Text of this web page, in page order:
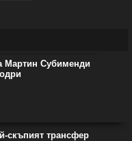
Мартин Субименди
скъпият трансфер